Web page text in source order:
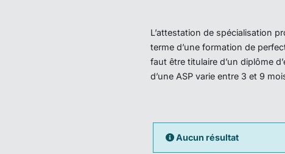
L’attestation de spécialisation
terme d’une formation de
faut être titulaire d’un diplôme
d’une ASP varie entre 3 et 9
Aucun résultat